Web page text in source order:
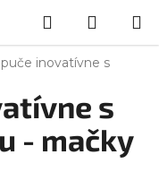
Hľadať
KOŠÍK
inovatívne s
s
- mačky